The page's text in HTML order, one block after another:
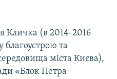
Кличка (в 2014-2016
благоустрою та
міста Києва),
«Блок Петра